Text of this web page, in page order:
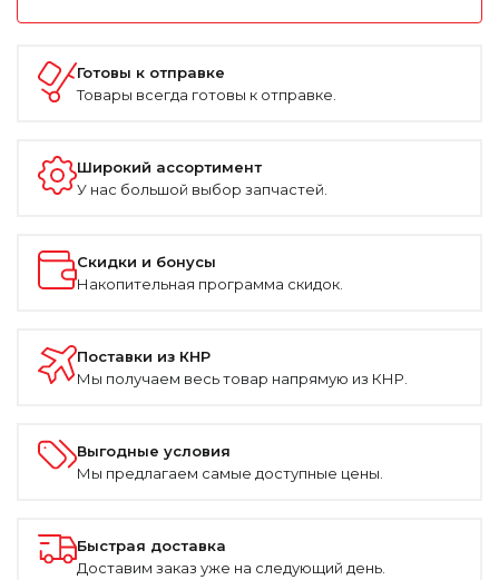
Готовы к отправке
Товары всегда готовы к отправке.
Широкий ассортимент
У нас большой выбор запчастей.
Скидки и бонусы
Накопительная программа скидок.
Поставки из КНР
Мы получаем весь товар напрямую из КНР.
Выгодные условия
Мы предлагаем самые доступные цены.
Быстрая доставка
Доставим заказ уже на следующий день.